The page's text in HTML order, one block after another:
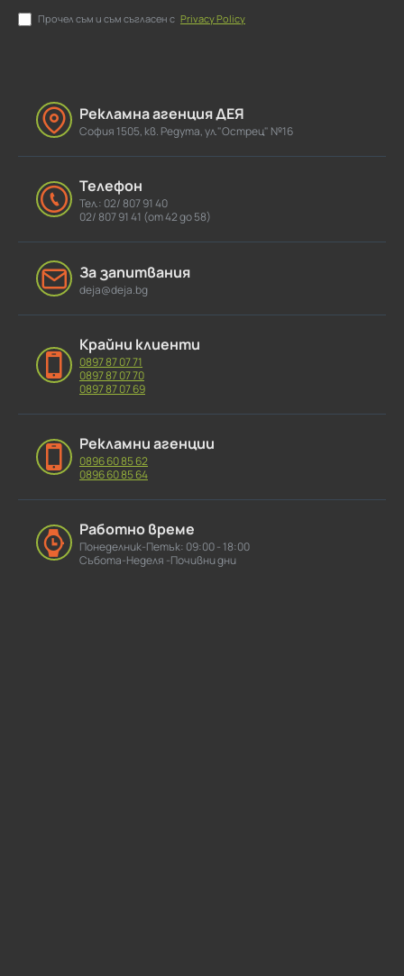
Прочел съм и съм съгласен с Privacy Policy
Рекламна агенция ДЕЯ
София 1505, кв. Редута, ул."Острец" №16
Телефон
Тел.: 02/ 807 91 40
02/ 807 91 41 (от 42 до 58)
За запитвания
deja@deja.bg
Крайни клиенти
0897 87 07 71
0897 87 07 70
0897 87 07 69
Рекламни агенции
0896 60 85 62
0896 60 85 64
Работно време
Понеделник-Петък: 09:00 - 18:00
Събота-Неделя -Почивни дни